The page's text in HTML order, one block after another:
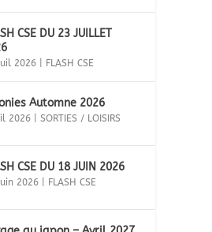
CSE DU 23 JUILLET
2026 FLASH CSE
Automne 2026
2026 SORTIES / LOISIRS
CSE DU 18 JUIN 2026
2026 FLASH CSE